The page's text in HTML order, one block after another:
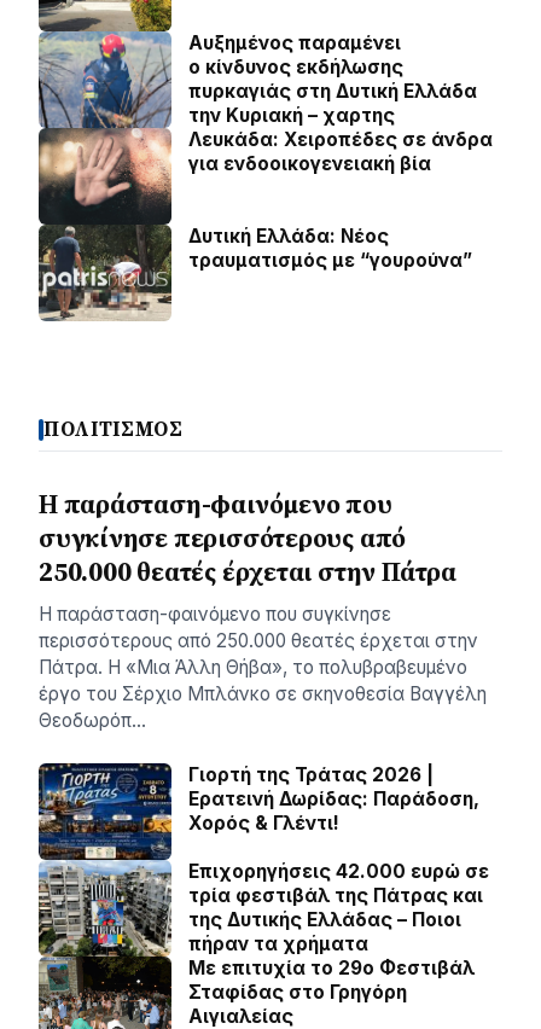
Αυξημένος παραμένει
ο κίνδυνος εκδήλωσης
πυρκαγιάς στη Δυτική Ελλάδα
την Κυριακή – χαρτης
Λευκάδα: Χειροπέδες σε άνδρα
για ενδοοικογενειακή βία
Δυτική Ελλάδα: Νέος
τραυματισμός με “γουρούνα”
ΠΟΛΙΤΙΣΜΟΣ
Η παράσταση-φαινόμενο που
συγκίνησε περισσότερους από
250.000 θεατές έρχεται στην Πάτρα
Η παράσταση-φαινόμενο που συγκίνησε
περισσότερους από 250.000 θεατές έρχεται στην
Πάτρα. Η «Μια Άλλη Θήβα», το πολυβραβευμένο
έργο του Σέρχιο Μπλάνκο σε σκηνοθεσία Βαγγέλη
Θεοδωρόπ…
Γιορτή της Τράτας 2026 |
Ερατεινή Δωρίδας: Παράδοση,
Χορός & Γλέντι!
Επιχορηγήσεις 42.000 ευρώ σε
τρία φεστιβάλ της Πάτρας και
της Δυτικής Ελλάδας – Ποιοι
πήραν τα χρήματα
Με επιτυχία το 29ο Φεστιβάλ
Σταφίδας στο Γρηγόρη
Aιγιαλείας